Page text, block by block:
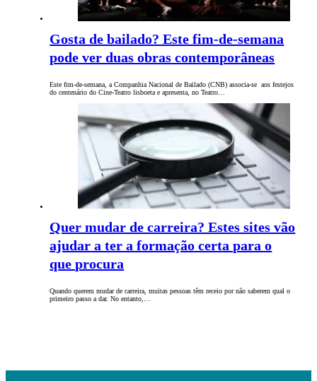
Gosta de bailado? Este fim-de-semana
pode ver duas obras contemporâneas
Este fim-de-semana, a Companhia Nacional de Bailado (CNB) associa-se aos festejos
do centenário do Cine-Teatro lisboeta e apresenta, no Teatro…
Quer mudar de carreira? Estes sites vão
ajudar a ter a formação certa para o
que procura
Quando querem mudar de carreira, muitas pessoas têm receio por não saberem qual o
primeiro passo a dar. No entanto,…